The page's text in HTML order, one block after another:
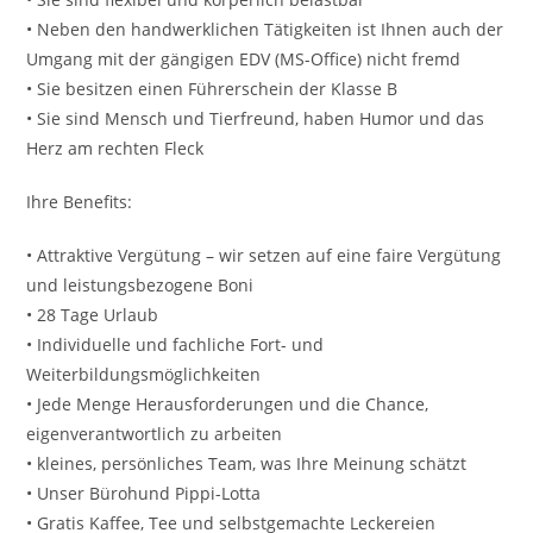
• Neben den handwerklichen Tätigkeiten ist Ihnen auch der
Umgang mit der gängigen EDV (MS-Office) nicht fremd
• Sie besitzen einen Führerschein der Klasse B
• Sie sind Mensch und Tierfreund, haben Humor und das
Herz am rechten Fleck
Ihre Benefits:
• Attraktive Vergütung – wir setzen auf eine faire Vergütung
und leistungsbezogene Boni
• 28 Tage Urlaub
• Individuelle und fachliche Fort- und
Weiterbildungsmöglichkeiten
• Jede Menge Herausforderungen und die Chance,
eigenverantwortlich zu arbeiten
• kleines, persönliches Team, was Ihre Meinung schätzt
• Unser Bürohund Pippi-Lotta
• Gratis Kaffee, Tee und selbstgemachte Leckereien